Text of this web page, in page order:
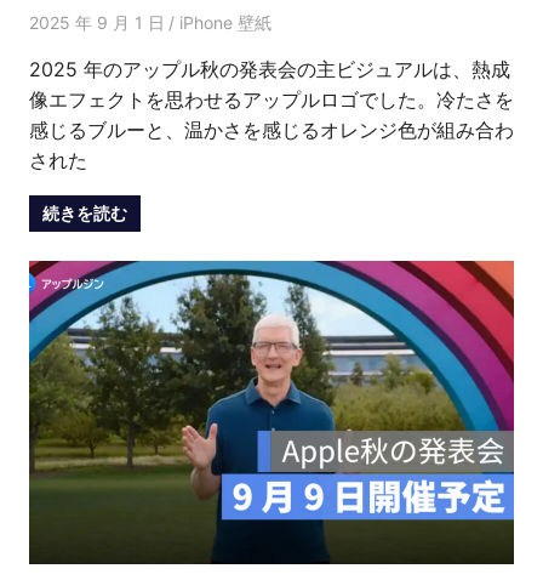
2025 年 9 月 1 日 愛麗絲
iPhone 壁紙
2025 年のアップル秋の発表会の主ビジュアルは、熱成
像エフェクトを思わせるアップルロゴでした。冷たさを
感じるブルーと、温かさを感じるオレンジ色が組み合わ
された
続きを読む